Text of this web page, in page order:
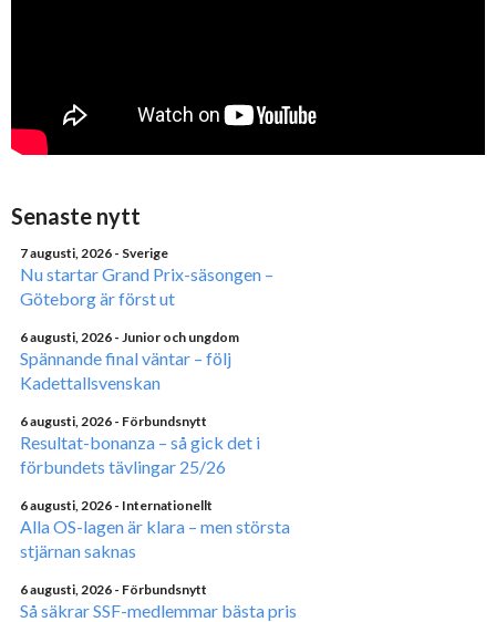
Senaste nytt
7 augusti, 2026 - Sverige
Nu startar Grand Prix-säsongen –
Göteborg är först ut
6 augusti, 2026 - Junior och ungdom
Spännande final väntar – följ
Kadettallsvenskan
6 augusti, 2026 - Förbundsnytt
Resultat-bonanza – så gick det i
förbundets tävlingar 25/26
6 augusti, 2026 - Internationellt
Alla OS-lagen är klara – men största
stjärnan saknas
6 augusti, 2026 - Förbundsnytt
Så säkrar SSF-medlemmar bästa pris